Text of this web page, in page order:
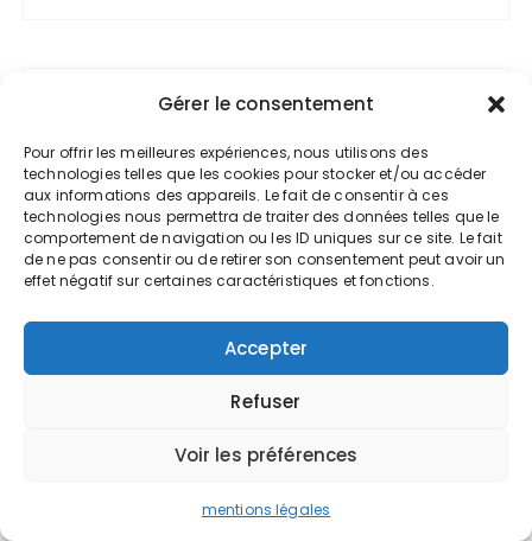
Gérer le consentement
Pour offrir les meilleures expériences, nous utilisons des
technologies telles que les cookies pour stocker et/ou accéder
aux informations des appareils. Le fait de consentir à ces
technologies nous permettra de traiter des données telles que le
comportement de navigation ou les ID uniques sur ce site. Le fait
de ne pas consentir ou de retirer son consentement peut avoir un
effet négatif sur certaines caractéristiques et fonctions.
Accepter
Refuser
Voir les préférences
mentions légales
Commentaires récents
Determinant CalculatorsurContourner
les filtres anti-spam dans une campagne
e-mailing
CherifsurPréparer sa demande de
Department of Computer Science
Department of Computer Science
quelle différence ?